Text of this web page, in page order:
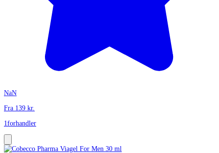
NaN
Fra 139 kr.
1forhandler